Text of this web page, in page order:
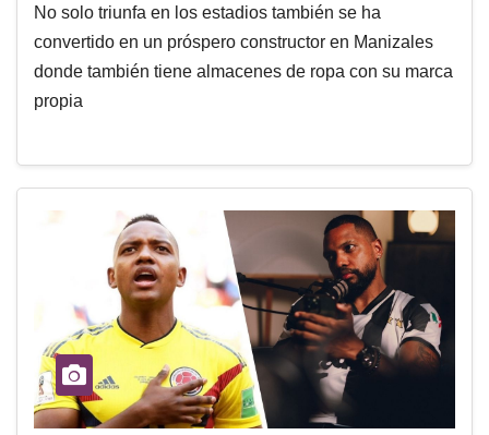
No solo triunfa en los estadios también se ha
convertido en un próspero constructor en Manizales
donde también tiene almacenes de ropa con su marca
propia